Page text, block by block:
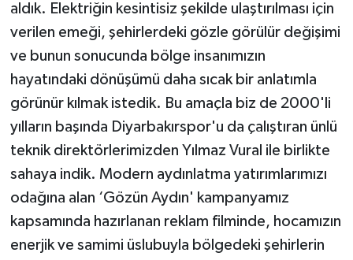
aldık. Elektriğin kesintisiz şekilde ulaştırılması için
verilen emeği, şehirlerdeki gözle görülür değişimi
ve bunun sonucunda bölge insanımızın
hayatındaki dönüşümü daha sıcak bir anlatımla
görünür kılmak istedik. Bu amaçla biz de 2000'li
yılların başında Diyarbakırspor'u da çalıştıran ünlü
teknik direktörlerimizden Yılmaz Vural ile birlikte
sahaya indik. Modern aydınlatma yatırımlarımızı
odağına alan ‘Gözün Aydın' kampanyamız
kapsamında hazırlanan reklam filminde, hocamızın
enerjik ve samimi üslubuyla bölgedeki şehirlerin